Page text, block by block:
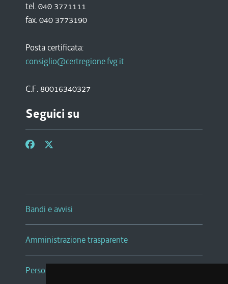
tel. 040 3771111
fax. 040 3773190
Posta certificata:
consiglio@certregione.fvg.it
C.F. 80016340327
Seguici su
Bandi e avvisi
Amministrazione trasparente
Persone e Uffici